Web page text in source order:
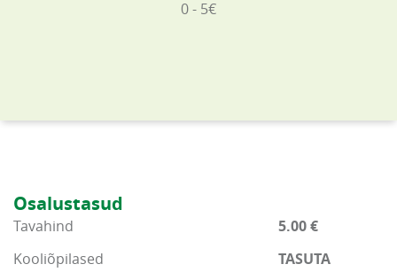
0 - 5€
Osalustasud
Tavahind
5.00 €
Kooliõpilased
TASUTA